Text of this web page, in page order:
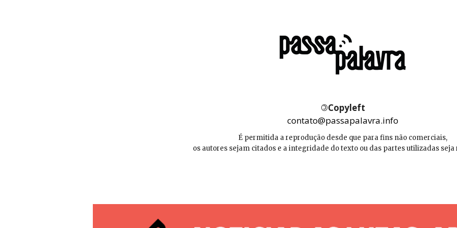
©Copyleft
contato@passapalavra.info
É permitida a reprodução desde que para fins não comerciais,
os autores sejam citados e a integridade do texto ou das partes utilizadas